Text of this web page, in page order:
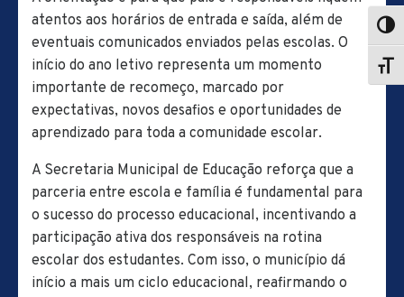
atentos aos horários de entrada e saída, além de
eventuais comunicados enviados pelas escolas. O
início do ano letivo representa um momento
importante de recomeço, marcado por
expectativas, novos desafios e oportunidades de
aprendizado para toda a comunidade escolar.
A Secretaria Municipal de Educação reforça que a
parceria entre escola e família é fundamental para
o sucesso do processo educacional, incentivando a
participação ativa dos responsáveis na rotina
escolar dos estudantes. Com isso, o município dá
início a mais um ciclo educacional, reafirmando o